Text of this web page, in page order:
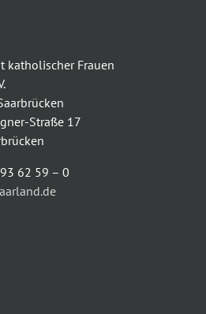
katholischer Frauen
Straße 17
62 59 – 0